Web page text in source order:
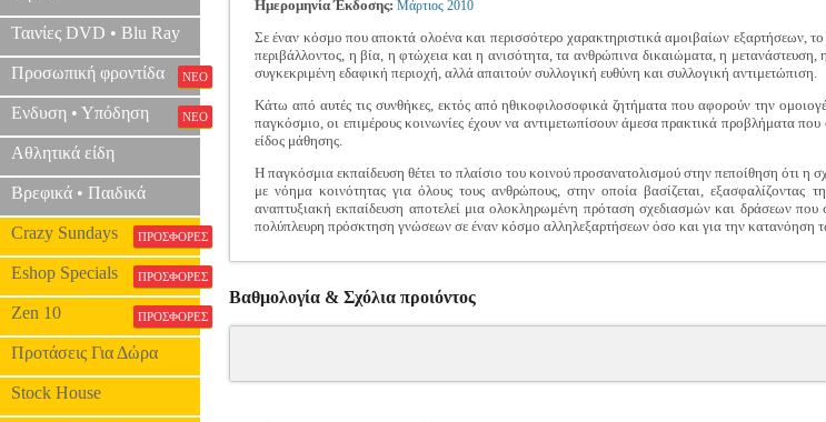
Ταινίες DVD • Blu Ray
Προσωπική φροντίδα ΝΕΟ
Ενδυση • Υπόδηση ΝΕΟ
Αθλητικά είδη
Βρεφικά • Παιδικά
Crazy Sundays ΠΡΟΣΦΟΡΕΣ
Eshop Specials ΠΡΟΣΦΟΡΕΣ
Zen 10 ΠΡΟΣΦΟΡΕΣ
Προτάσεις Για Δώρα
Stock House
Ημερομηνία Έκδοσης: Μάρτιος 2010
Σε έναν κόσμο που αποκτά ολοένα και περισσότερο χαρακτηριστικά αμοιβαίων εξαρτήσεων,
περιβάλλοντος, η βία, η φτώχεια και η ανισότητα, τα ανθρώπινα δικαιώματα, η
συγκεκριμένη εδαφική περιοχή, αλλά απαιτούν συλλογική ευθύνη και συλλογική αντιμετώπιση.
Κάτω από αυτές τις συνθήκες, εκτός από ηθικοφιλοσοφικά ζητήματα που αφορούν την
παγκόσμιο, οι επιμέρους κοινωνίες έχουν να αντιμετωπίσουν άμεσα πρακτικά προβλήματα
είδος μάθησης.
Η παγκόσμια εκπαίδευση θέτει το πλαίσιο του κοινού προσανατολισμού στην πεποίθηση ότι η
με νόημα κοινότητας για όλους τους ανθρώπους, στην οποία βασίζεται,
αναπτυξιακή εκπαίδευση αποτελεί μια ολοκληρωμένη πρόταση σχεδιασμών και δράσεων
πολύπλευρη πρόσκτηση γνώσεων σε έναν κόσμο αλληλεξαρτήσεων όσο και για την κατανόηση
Βαθμολογία & Σχόλια προιόντος